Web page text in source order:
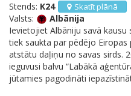
Stends: K24 Skatīt plānā
Valsts:
Albānija
Ievietojiet Albāniju savā
tiek saukta par pēdējo Eiropas
atstātu daļiņu no savas sirds.
ieguvusi balvu “Labākā
jūtamies pagodināti